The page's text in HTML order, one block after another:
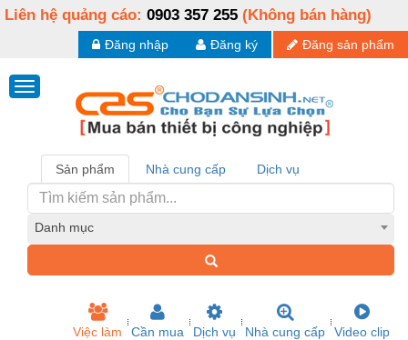
Liên hệ quảng cáo: 0903 357 255 (Không bán hàng)
Đăng sản phẩm
Đăng ký
Đăng nhập
Sản phẩm Nhà cung cấp Dịch vụ
Danh mục
Việc làm Cần mua Dịch vụ Nhà cung cấp Video clip